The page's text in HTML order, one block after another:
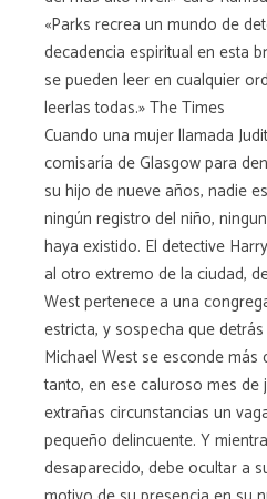
«Parks recrea un mundo de
decadencia espiritual en esta
se pueden leer en cualquier
leerlas todas.» The Times
Cuando una mujer llamada
comisaría de Glasgow para
su hijo de nueve años, nadie
ningún registro del niño,
haya existido. El detective
al otro extremo de la ciudad,
West pertenece a una
estricta, y sospecha que
Michael West se esconde
tanto, en ese caluroso mes
extrañas circunstancias un
pequeño delincuente. Y
desaparecido, debe ocultar a